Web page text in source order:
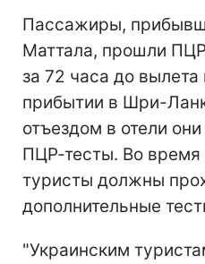
Пассажиры,
Маттала, прошли
за 72 часа до
прибытии в Шри-
отъездом в отели
ПЦР-тесты. Во время
туристы должны
дополнительные
"Украинским